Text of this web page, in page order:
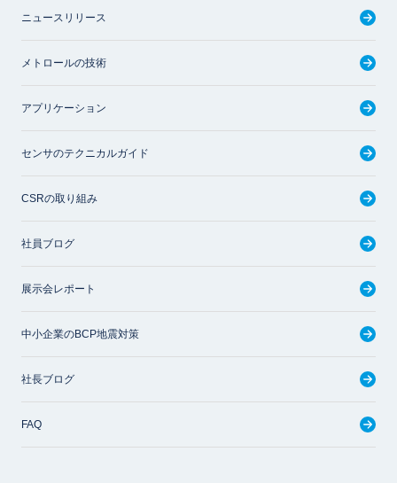
ニュースリリース
メトロールの技術
アプリケーション
センサのテクニカルガイド
CSRの取り組み
社員ブログ
展示会レポート
中小企業のBCP地震対策
社長ブログ
FAQ